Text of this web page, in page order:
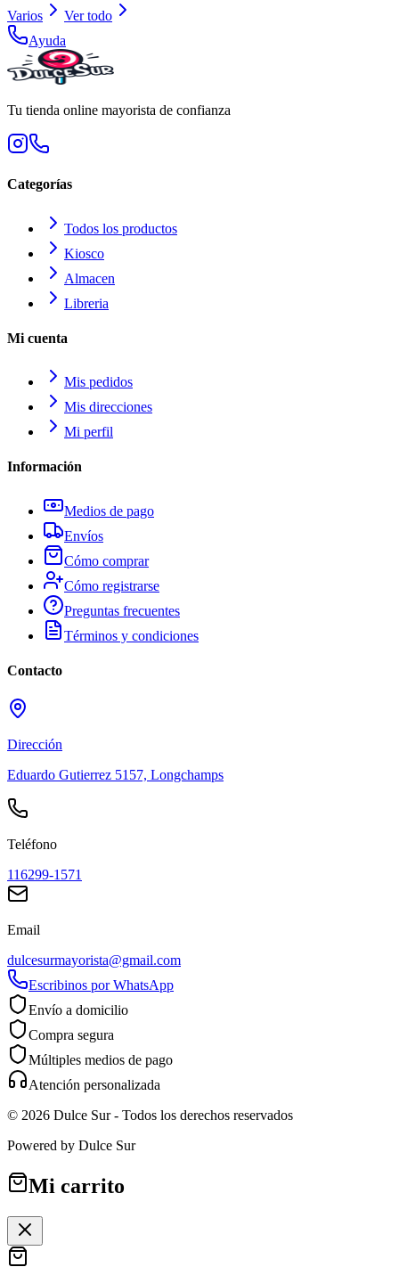
Varios
Ver todo
Ayuda
Tu tienda online mayorista de confianza
Categorías
Todos los productos
Kiosco
Almacen
Libreria
Mi cuenta
Mis pedidos
Mis direcciones
Mi perfil
Información
Medios de pago
Envíos
Cómo comprar
Cómo registrarse
Preguntas frecuentes
Términos y condiciones
Contacto
Dirección
Eduardo Gutierrez 5157, Longchamps
Teléfono
116299-1571
Email
dulcesurmayorista@gmail.com
Escribinos por WhatsApp
Envío a domicilio
Compra segura
Múltiples medios de pago
Atención personalizada
© 2026 Dulce Sur- Todos los derechos reservados
Powered by Dulce Sur
Mi carrito